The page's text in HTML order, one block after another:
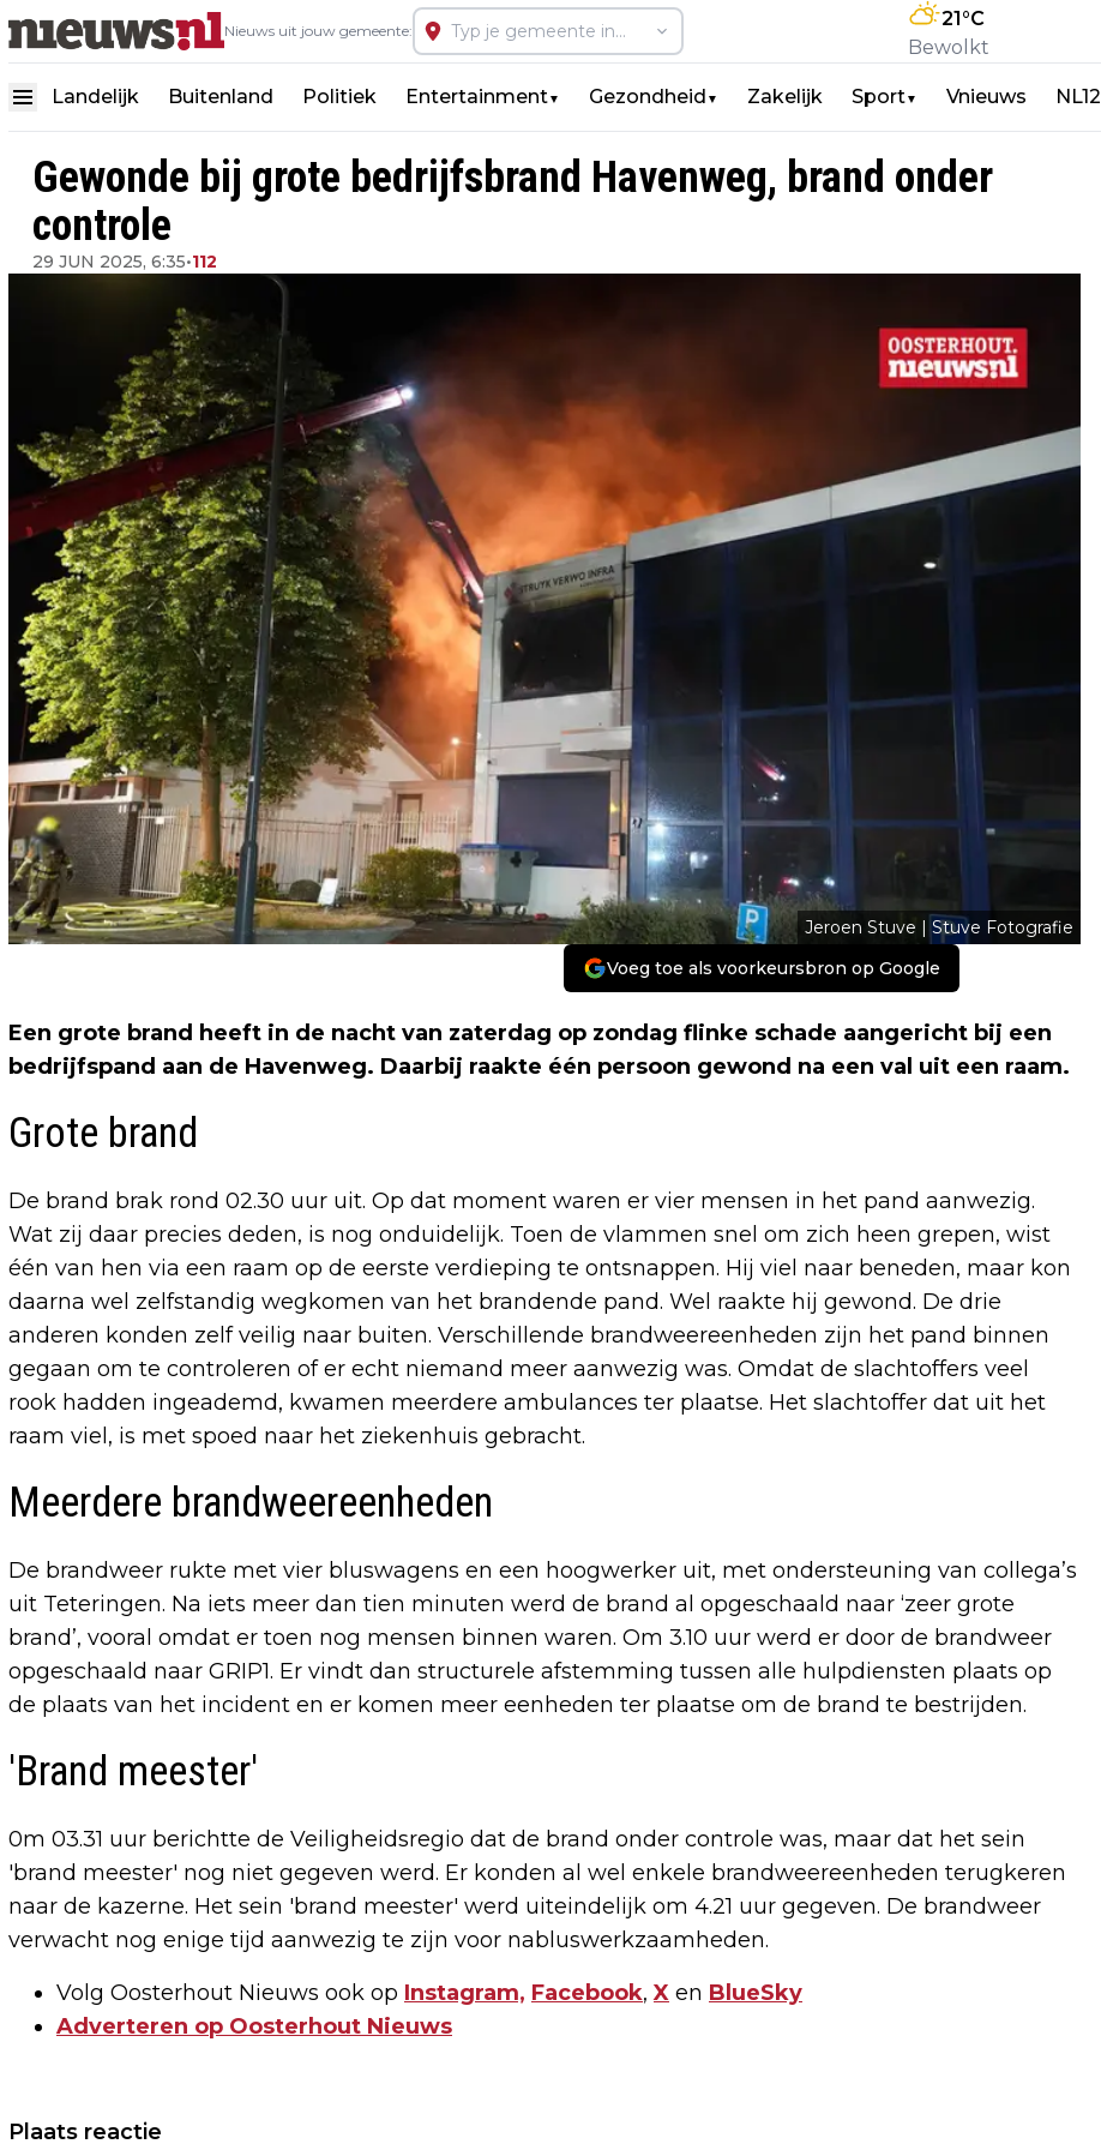
Nieuws uit jouw gemeente:
21°C
Bewolkt
Landelijk Buitenland Politiek Entertainment▼ Gezondheid ▼ Zakelijk Sport▼ Vnieuws NL12
Gewonde bij grote bedrijfsbrand Havenweg, brand onder
controle
29 JUN 2025, 6:35•112
Jeroen Stuve | Stuve Fotografie
Voeg toe als voorkeursbron op Google
Een grote brand heeft in de nacht van zaterdag op zondag flinke schade aangericht bij een
bedrijfspand aan de Havenweg. Daarbij raakte één persoon gewond na een val uit een raam.
Grote brand
De brand brak rond 02.30 uur uit. Op dat moment waren er vier mensen in het pand aanwezig.
Wat zij daar precies deden, is nog onduidelijk. Toen de vlammen snel om zich heen grepen, wist
één van hen via een raam op de eerste verdieping te ontsnappen. Hij viel naar beneden, maar kon
daarna wel zelfstandig wegkomen van het brandende pand. Wel raakte hij gewond. De drie
anderen konden zelf veilig naar buiten. Verschillende brandweereenheden zijn het pand binnen
gegaan om te controleren of er echt niemand meer aanwezig was. Omdat de slachtoffers veel
rook hadden ingeademd, kwamen meerdere ambulances ter plaatse. Het slachtoffer dat uit het
raam viel, is met spoed naar het ziekenhuis gebracht.
Meerdere brandweereenheden
De brandweer rukte met vier bluswagens en een hoogwerker uit, met ondersteuning van collega’s
uit Teteringen. Na iets meer dan tien minuten werd de brand al opgeschaald naar ‘zeer grote
brand’, vooral omdat er toen nog mensen binnen waren. Om 3.10 uur werd er door de brandweer
opgeschaald naar GRIP1. Er vindt dan structurele afstemming tussen alle hulpdiensten plaats op
de plaats van het incident en er komen meer eenheden ter plaatse om de brand te bestrijden.
'Brand meester'
0m 03.31 uur berichtte de Veiligheidsregio dat de brand onder controle was, maar dat het sein
'brand meester' nog niet gegeven werd. Er konden al wel enkele brandweereenheden terugkeren
naar de kazerne. Het sein 'brand meester' werd uiteindelijk om 4.21 uur gegeven. De brandweer
verwacht nog enige tijd aanwezig te zijn voor nabluswerkzaamheden.
Volg Oosterhout Nieuws ook op Instagram, Facebook,X en BlueSky
Adverteren op Oosterhout Nieuws
Vorig artikel
Plaats reactie